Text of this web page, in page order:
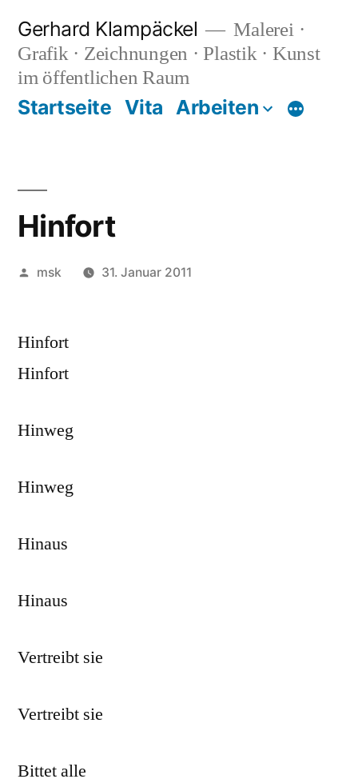
Inhalt
springen
Gerhard Klampäckel
Malerei ·
Grafik · Zeichnungen · Plastik · Kunst
im öffentlichen Raum
Startseite Vita Arbeiten Mehr
Hinfort
Veröffentlicht
msk 31. Januar 2011
Hinfort
Hinfort
Hinweg
Hinweg
Hinaus
Hinaus
Vertreibt sie
Vertreibt sie
Bittet alle